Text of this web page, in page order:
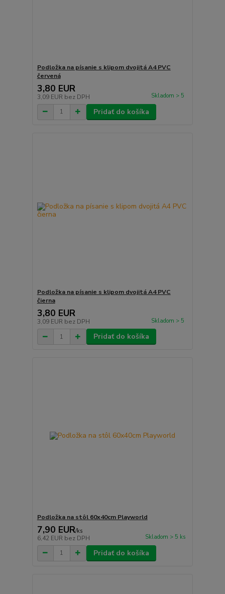
Podložka na písanie s klipom dvojitá A4 PVC
červená
3,80 EUR
3,09 EUR bez DPH Skladom > 5
Pridať do košíka
Podložka na písanie s klipom dvojitá A4 PVC
čierna
3,80 EUR
3,09 EUR bez DPH Skladom > 5
Pridať do košíka
Podložka na stôl 60x40cm Playworld
7,90 EUR/ks
6,42 EUR bez DPH Skladom > 5 ks
Pridať do košíka